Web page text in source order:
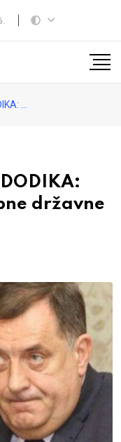
imovine
državne